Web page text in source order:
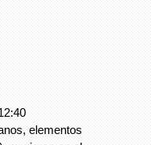
elementos